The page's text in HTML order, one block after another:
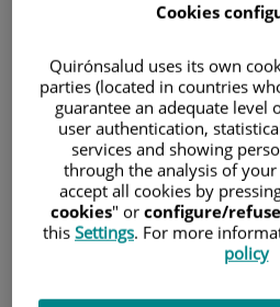
endoscopia
digestiva
Cookies
Quirónsalud uses its own
parties (located in countries
guarantee an adequate level
user authentication,
services and showing
through the analysis of
accept all cookies by
cookies" or configure/
this Settings. For more
policy